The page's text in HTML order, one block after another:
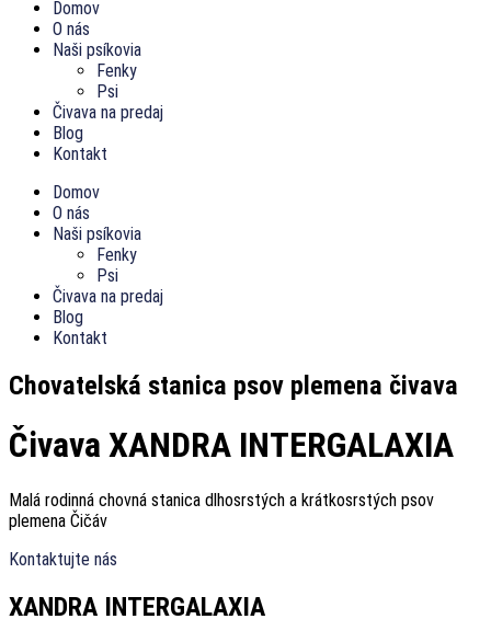
Domov
O nás
Naši psíkovia
Fenky
Psi
Čivava na predaj
Blog
Kontakt
Domov
O nás
Naši psíkovia
Fenky
Psi
Čivava na predaj
Blog
Kontakt
Chovatelská stanica psov plemena čivava
Čivava XANDRA INTERGALAXIA
Malá rodinná chovná stanica dlhosrstých a krátkosrstých psov
plemena Čičáv
Kontaktujte nás
XANDRA INTERGALAXIA